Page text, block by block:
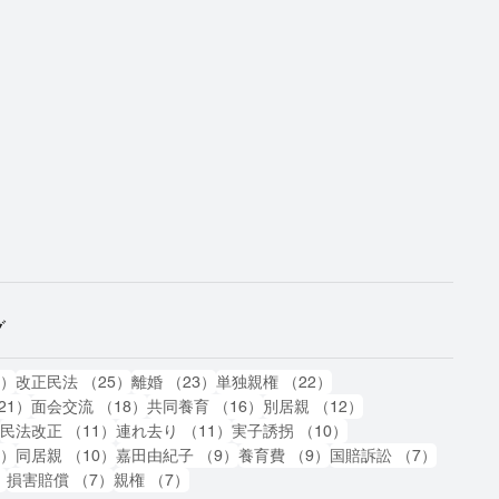
87件の記事
改正民法 （25）25件の記事
離婚 （23）23件の記事
単独親権 （22）
）21件の記事
面会交流 （18）18件の記事
共同養育 （16） 16件の記事
別居親 （12）
11件の記事
民法改正 （11）11件の記事
連れ去り （11）11件の記事
実子誘拐 （10）
10件の記事
同居親 （10）10件の記事
嘉田由紀子 （9）9件の記事
養育費 （9） 9件の記事
国賠訴訟 （7）
7件の記事
損害賠償 （7） 7件の記事
親権 （7）